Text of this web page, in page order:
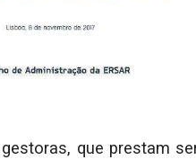
que prestam